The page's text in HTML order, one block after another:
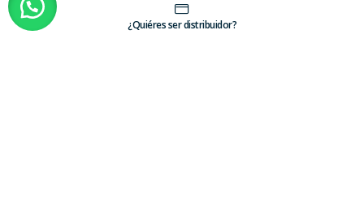
¿Quiéres ser distribuidor?